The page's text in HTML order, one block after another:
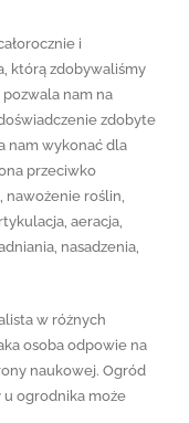
i
którą zdobywaliśmy
nam na
zdobyte
nam wykonać dla
przeciwko
roślin,
aeracja,
nasadzenia,
w różnych
osoba odpowie na
naukowej. Ogród
ogrodnika może